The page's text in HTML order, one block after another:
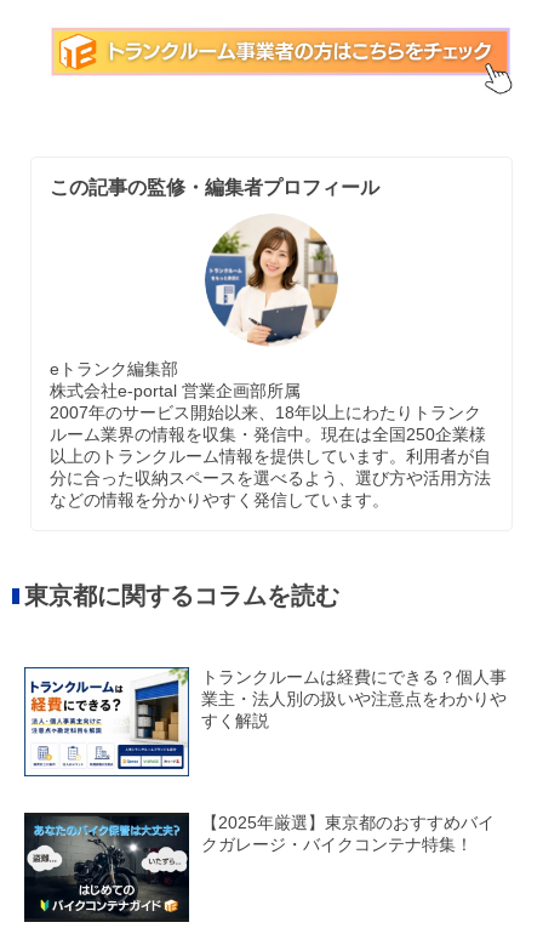
この記事の監修・編集者プロフィール
eトランク編集部
株式会社e-portal 営業企画部所属
2007年のサービス開始以来、18年以上にわたりトランク
ルーム業界の情報を収集・発信中。現在は全国250企業様
以上のトランクルーム情報を提供しています。利用者が自
分に合った収納スペースを選べるよう、選び方や活用方法
などの情報を分かりやすく発信しています。
東京都に関するコラムを読む
トランクルームは経費にできる？個人事
業主・法人別の扱いや注意点をわかりや
すく解説
【2025年厳選】東京都のおすすめバイ
クガレージ・バイクコンテナ特集！